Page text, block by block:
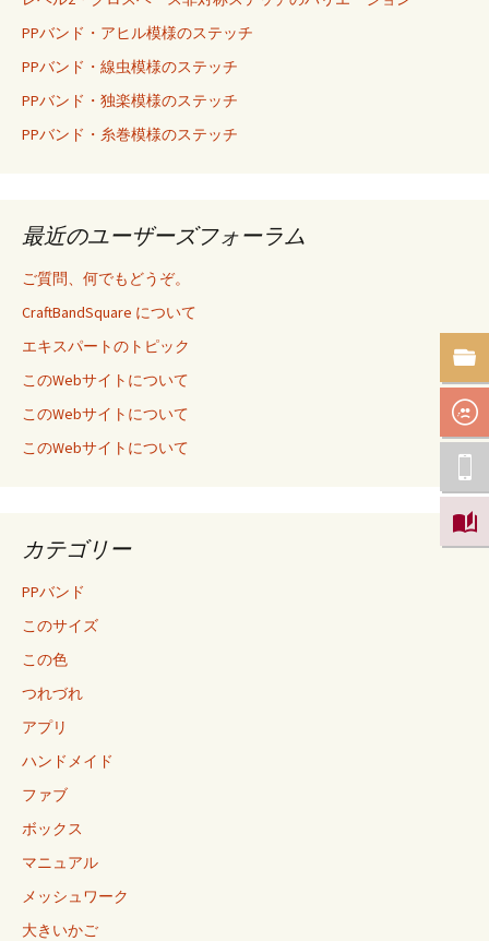
PPバンド・アヒル模様のステッチ
PPバンド・線虫模様のステッチ
PPバンド・独楽模様のステッチ
PPバンド・糸巻模様のステッチ
最近のユーザーズフォーラム
ご質問、何でもどうぞ。
CraftBandSquare について
エキスパートのトピック
このWebサイトについて
このWebサイトについて
このWebサイトについて
カテゴリー
PPバンド
このサイズ
この色
つれづれ
アプリ
ハンドメイド
ファブ
ボックス
マニュアル
メッシュワーク
大きいかご